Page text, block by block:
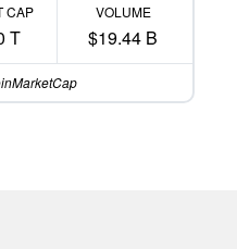
CAP
T
VOLUME
$19.44 B